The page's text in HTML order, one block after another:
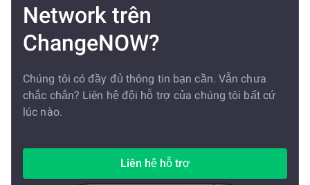
Network trên
ChangeNOW?
Chúng tôi có đầy đủ thông tin bạn cần. Vẫn chưa
chắc chắn? Liên hệ đội hỗ trợ của chúng tôi bất cứ
lúc nào.
Liên hệ hỗ trợ